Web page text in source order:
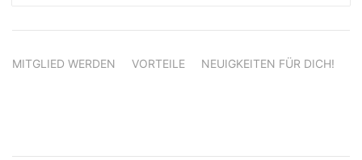
MITGLIED WERDEN VORTEILE NEUIGKEITEN FÜR DICH!